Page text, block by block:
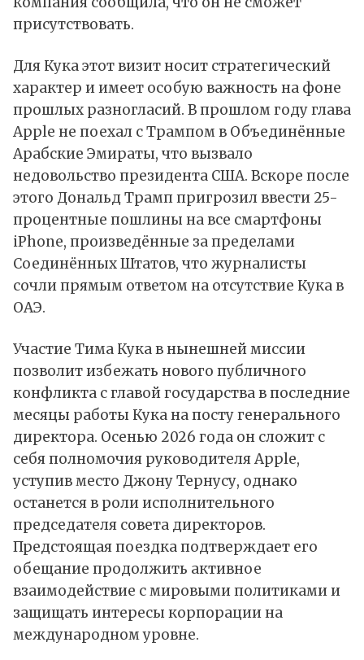
присутствовать.
Для Кука этот визит носит стратегический
характер и имеет особую важность на фоне
прошлых разногласий. В прошлом году глава
Apple не поехал с Трампом в Объединённые
Арабские Эмираты, что вызвало
недовольство президента США. Вскоре после
этого Дональд Трамп пригрозил ввести 25-
процентные пошлины на все смартфоны
iPhone, произведённые за пределами
Соединённых Штатов, что журналисты
сочли прямым ответом на отсутствие Кука в
ОАЭ.
Участие Тима Кука в нынешней миссии
позволит избежать нового публичного
конфликта с главой государства в последние
месяцы работы Кука на посту генерального
директора. Осенью 2026 года он сложит с
себя полномочия руководителя Apple,
уступив место Джону Тернусу, однако
останется в роли исполнительного
председателя совета директоров.
Предстоящая поездка подтверждает его
обещание продолжить активное
взаимодействие с мировыми политиками и
защищать интересы корпорации на
международном уровне.